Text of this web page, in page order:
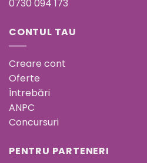
0730 094 173
CONTUL TAU
Creare cont
Oferte
Întrebări
ANPC
Concursuri
PENTRU PARTENERI